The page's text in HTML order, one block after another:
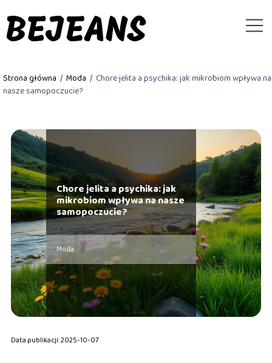
Strona główna / Moda / Chore jelita a psychika: jak mikrobiom wpływa na
nasze samopoczucie?
Chore jelita a psychika: jak
mikrobiom wpływa na nasze
samopoczucie?
Moda
Data publikacji: 2025-10-07